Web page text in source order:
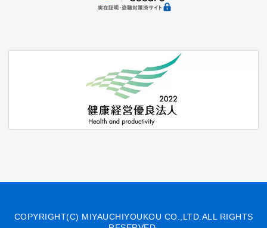
COPYRIGHT(C) MIYAUCHIYOUKOU CO.,LTD.ALL RIGHTS